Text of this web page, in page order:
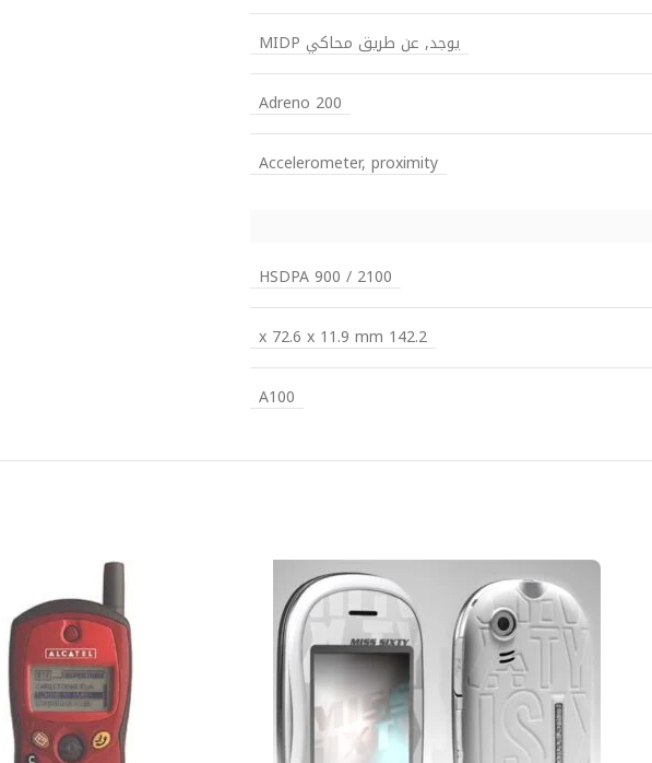
يوجد, عن طريق محاكي MIDP
Adreno 200
Accelerometer, proximity
HSDPA 900 / 2100
142.2 x 72.6 x 11.9 mm
A100